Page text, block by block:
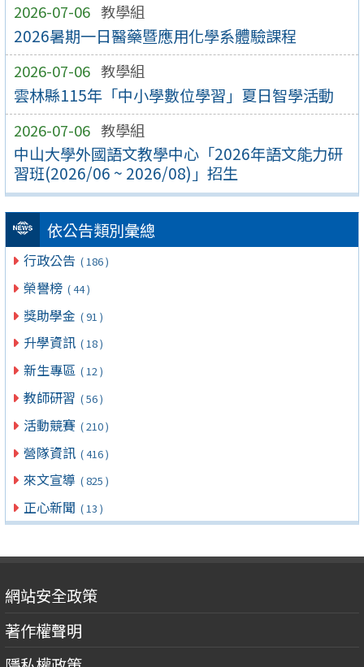
2026-07-06 教學組
2026暑期一日醫藥暨應用化學系體驗課程
2026-07-06 教學組
雲林縣115年「中小學數位學習」夏日智學活動
2026-07-06 教學組
中山大學外國語文教學中心「2026年語文能力研
習班(2026/06 ~ 2026/08)」招生
依公告類別彙總
行政公告 ( 186 )
榮譽榜 ( 44 )
獎助學金 ( 91 )
升學資訊 ( 18 )
新生專區 ( 12 )
教師研習 ( 56 )
活動競賽 ( 210 )
營隊資訊 ( 416 )
來文宣導 ( 825 )
正心新聞 ( 13 )
網站安全政策
著作權聲明